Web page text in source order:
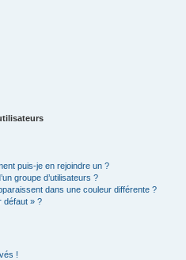
puis-je en rejoindre un ?
groupe d’utilisateurs ?
dans une couleur différente ?
défaut » ?
!